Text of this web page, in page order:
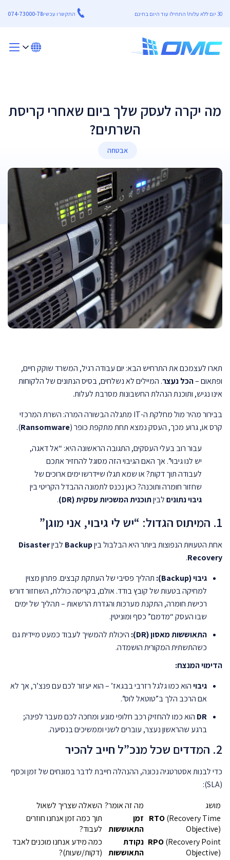
30 יום ללא עלות! התחילו עוד היום בחינם התקשרו עכשיו074-73000-78
מה יקרה לעסק שלך ביום שאחרי קריסת
השרתים?
אבטחה
תארו לעצמכם את התרחיש הבא: יום עבודה רגיל, המשרד שוקק חיים,
ופתאום –הכל נעצר. המיילים לא נשלחים, בסיס הנתונים של הלקוחות
אינו נגיש, ותוכנת הנהלת החשבונות מסרבת לעלות.
בבירור מהיר מול מחלקת ה-IT מתגלה הבשורה המרה: השרת המרכזי
קרס או, גרוע מכך, העסק נמצא תחת מתקפת כופר (Ransomware
).
עבור רוב בעלי העסקים, התגובה הראשונה היא: “אל דאגה,
יש לנו גיבוי”. אך האם הגיבוי הזה מסוגל להחזיר אתכם
לעבודה תוך דקות? או שמא תגלו שיידרשו ימים ארוכים של
שחזור חומרה ותוכנה? כאן נכנס לתמונה ההבדל הקריטי בין
גיבוי נתוניםלביןתוכנית המשכיות עסקית (DR) .
1. המיתוס הגדול: “יש לי גיבוי, אני מוגן”
אחת הטעויות הנפוצות ביותר היא הבלבול ביןBackup לביןDisaster
Recovery
.
גיבוי (Backup):
תהליך פסיבי של העתקת קבצים. פתרון מצוין
למחיקה בטעות של קובץ בודד. אולם, בקריסה כוללת, השחזור דורש
רכישת חומרה, התקנת מערכות והגדרת הרשאות – תהליך של ימים
שבו העסק “מדמם” כסף ומוניטין.
התאוששות מאסון (DR):
היכולת להמשיך לעבוד כמעט מיידית גם
כשהתשתית המקורית הושמדה.
הדימוי המנצח:
גיבויהוא כמו גלגל רזרבי בבגאז’ – הוא יעזור לכם עם פנצ’ר, אך לא
אם הרכב הלך ב”טוטאל לוס”.
DR הוא כמו להחזיק רכב חלופי מונע ומחכה לכם מעבר לפינה;
ברגע שהראשון נעצר, עוברים לשני וממשיכים בנסיעה.
2. המדדים שכל מנכ”ל חייב להכיר
כדי לבנות אסטרטגיה נכונה, ההנהלה חייבת לדבר במונחים של זמן וכסף
(SLA):
מושג
מה זה אומר? השאלה שצריך לשאול
RTO(Recovery Time
Objective)
זמן
התאוששות
תוך כמה זמן אנחנו חוזרים
לעבוד?
RPO(Recovery Point
Objective)
נקודת
התאוששות
כמה מידע אנחנו מוכנים לאבד
(דקות/שעות)?